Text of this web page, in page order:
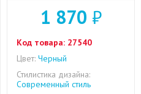
1 870 ₽
Код товара: 27540
Цвет: Черный
Стилистика дизайна:
Современный стиль